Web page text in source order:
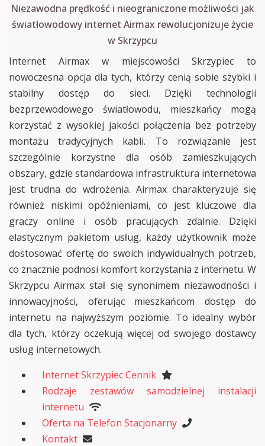
Niezawodna prędkość i nieograniczone możliwości jak
światłowodowy internet Airmax rewolucjonizuje życie
w Skrzypcu
Internet Airmax w miejscowości Skrzypiec to
nowoczesna opcja dla tych, którzy cenią sobie szybki i
stabilny dostęp do sieci. Dzięki technologii
bezprzewodowego światłowodu, mieszkańcy mogą
korzystać z wysokiej jakości połączenia bez potrzeby
montażu tradycyjnych kabli. To rozwiązanie jest
szczególnie korzystne dla osób zamieszkujących
obszary, gdzie standardowa infrastruktura internetowa
jest trudna do wdrożenia. Airmax charakteryzuje się
również niskimi opóźnieniami, co jest kluczowe dla
graczy online i osób pracujących zdalnie. Dzięki
elastycznym pakietom usług, każdy użytkownik może
dostosować ofertę do swoich indywidualnych potrzeb,
co znacznie podnosi komfort korzystania z internetu. W
Skrzypcu Airmax stał się synonimem niezawodności i
innowacyjności, oferując mieszkańcom dostęp do
internetu na najwyższym poziomie. To idealny wybór
dla tych, którzy oczekują więcej od swojego dostawcy
usług internetowych.
Internet Skrzypiec Cennik
Rodzaje zestawów samodzielnej instalacji
internetu
Oferta na Telefon Stacjonarny
Kontakt